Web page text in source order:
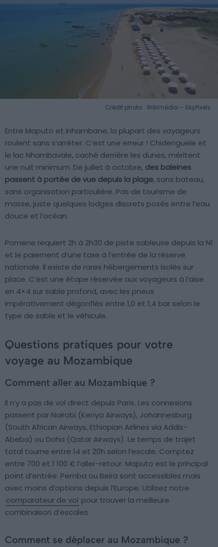
Crédit photo : Wikimédia – SkyPixels
Entre Maputo et Inhambane, la plupart des voyageurs
roulent sans s’arrêter. C’est une erreur ! Chidenguele et
le lac Nhambavale, caché derrière les dunes, méritent
une nuit minimum. De juillet à octobre, des baleines
passent à portée de vue depuis la plage, sans bateau,
sans organisation particulière. Pas de tourisme de
masse, juste quelques lodges discrets posés entre l’eau
douce et l’océan.
Pomene requiert 2h à 2h30 de piste sableuse depuis la N1
et le paiement d’une taxe à l’entrée de la réserve
nationale. Il existe de rares hébergements isolés sur
place. C’est une étape réservée aux voyageurs à l’aise
en 4×4 sur sable profond, avec les pneus
impérativement dégonflés entre 1,0 et 1,4 bar selon le
type de sable et le véhicule.
Questions pratiques pour votre
voyage au Mozambique
Comment aller au Mozambique ?
Il n’y a pas de vol direct depuis Paris. Les connexions
passent par Nairobi (Kenya Airways), Johannesburg
(South African Airways, Ethiopian Airlines via Addis-
Abeba) ou Doha (Qatar Airways). Le temps de trajet
total tourne entre 14 et 20h selon l’escale. Comptez
entre 700 et 1 100 € l’aller-retour. Maputo est le principal
point d’entrée. Pemba ou Beira sont accessibles mais
avec moins d’options depuis l’Europe. Utilisez notre
comparateur de vol pour trouver la meilleure
combinaison d’escales.
Comment se déplacer au Mozambique ?